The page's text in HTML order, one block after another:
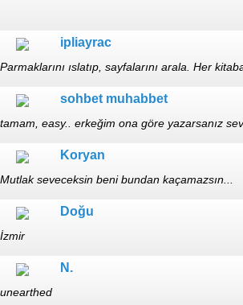
ipliayrac
Parmaklarını ıslatıp, sayfalarını arala. Her
sohbet muhabbet
tamam, easy.. erkeğim ona göre yazarsanız
Koryan
Mutlak seveceksin beni bundan kaçamazsın...
Doğu
İzmir
N.
unearthed